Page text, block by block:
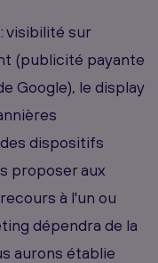
visibilité sur
(publicité payante
Google), le display
dispositifs
proposer aux
à l'un ou
dépendra de la
aurons établie